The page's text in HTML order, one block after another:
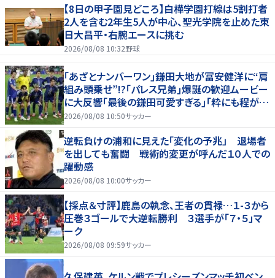
【8日の甲子園見どころ】白樺学園打線は5割打者
2人を含む2年生5人が中心、聖光学院を止めた東
日大昌平・右腕エースに挑む
2026/08/08 10:32野球
｢あざとナンバーワン｣鎌田大地が冨安健洋に“肩
組み頭乗せ”!?｢パレス兄弟｣爆誕の歓迎ムービー
に大反響｢最後の鎌田可愛すぎる｣｢粋にも程があ
る！」
2026/08/08 10:50サッカー
逆転負けの浦和に見えた「変化の予兆」 退場者
を出しても奮闘 戦術的変更が呼んだ１０人での
躍動感
2026/08/08 10:00サッカー
【採点＆寸評】鹿島の執念、王者の貫禄…１-３から
圧巻３ゴールで大逆転勝利 ３選手が「７・５」マ
ーク
2026/08/08 09:59サッカー